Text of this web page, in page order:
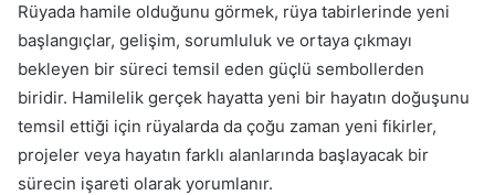
Rüyada hamile olduğunu görmek, rüya tabirlerinde yeni
başlangıçlar, gelişim, sorumluluk ve ortaya çıkmayı
bekleyen bir süreci temsil eden güçlü sembollerden
biridir. Hamilelik gerçek hayatta yeni bir hayatın doğuşunu
temsil ettiği için rüyalarda da çoğu zaman yeni fikirler,
projeler veya hayatın farklı alanlarında başlayacak bir
sürecin işareti olarak yorumlanır.